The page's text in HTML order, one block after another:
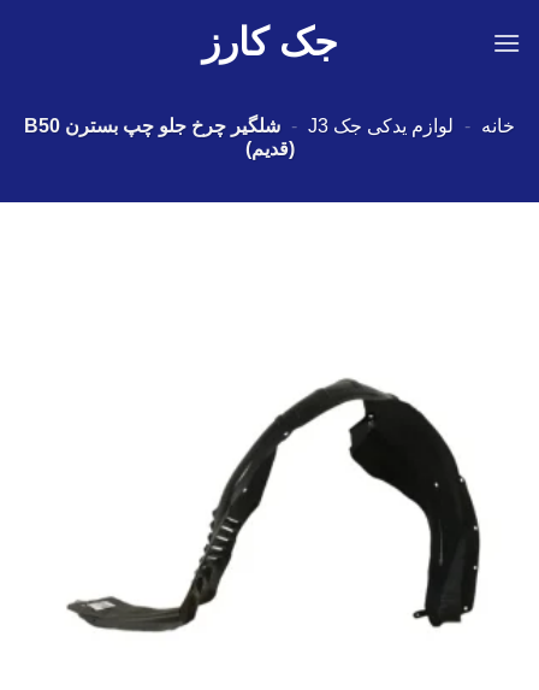
جک کارز
خانه - لوازم یدکی جک J3 -
شلگیر چرخ جلو چپ بسترن B50
(قدیم)